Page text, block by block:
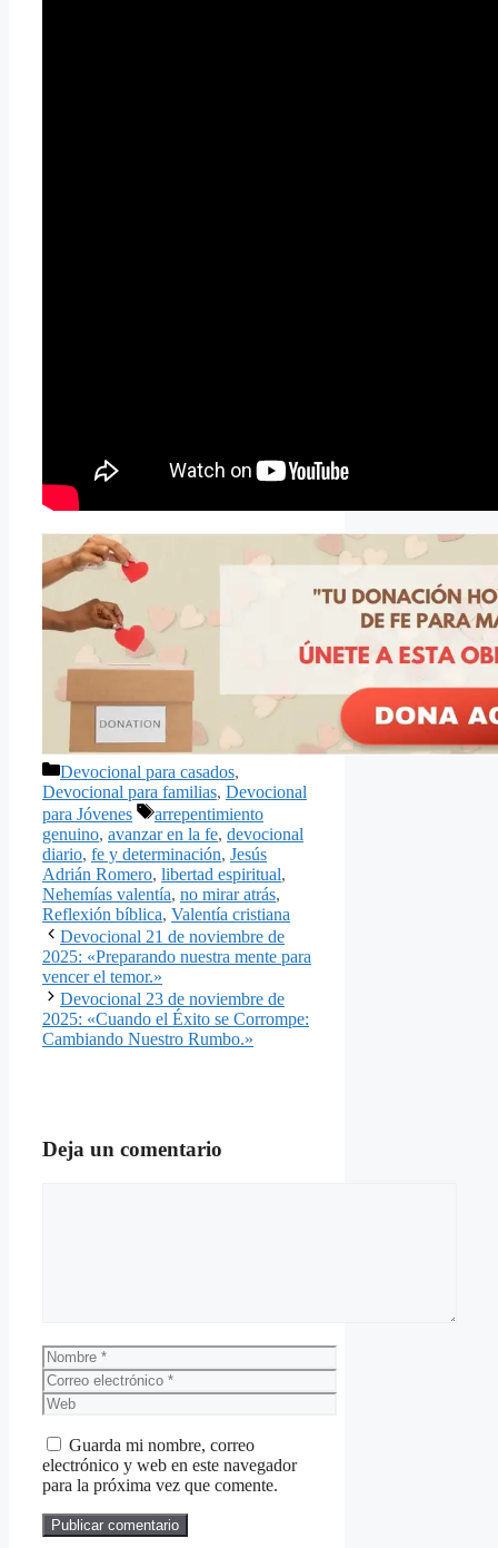
Categorías
Devocional para casados,
Devocional para familias, Devocional
para Jóvenes
Etiquetas
arrepentimiento
genuino, avanzar en la fe, devocional
diario, fe y determinación, Jesús
Adrián Romero, libertad espiritual,
Nehemías valentía, no mirar atrás,
Reflexión bíblica, Valentía cristiana
Devocional 21 de noviembre de
2025: «Preparando nuestra mente para
vencer el temor.»
Devocional 23 de noviembre de
2025: «Cuando el Éxito se Corrompe:
Cambiando Nuestro Rumbo.»
Deja un comentario
Nombre
Correo
electrónico
Web
Guarda mi nombre, correo
electrónico y web en este navegador
para la próxima vez que comente.